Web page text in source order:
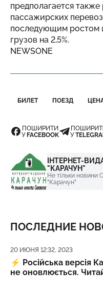
предполагается
пассажирских
последующим ростом
грузов на 2,5%.
NEWSONE
БИЛЕТ ПОЕЗД
ПОШИРИТИ
УFACEBOOK
У
ІНТЕРНЕТ-
"КАРАЧУН"
Не тільки новини
"Карачун"
ПОСЛЕДНИЕ
Дата публикации
20 ИЮНЯ 12:32, 2023
⚡️ Російська версія
не оновлюється.